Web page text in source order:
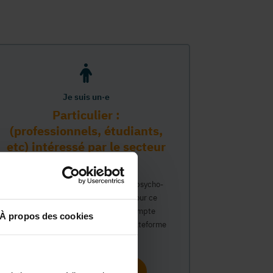
À propos des cookies
Je suis un·e
Particulier :
(professionnels, étudiants,
etc) intéressé par le secteur
PMS
Vous travaillez déjà dans le secteur psycho-
médico-social ou avez un intérêt pour ce
secteur et souhaitez obtenir un compte
personnel pour interagir sur notre plateforme